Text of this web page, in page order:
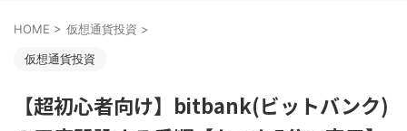
HOME > 仮想通貨投資 >
仮想通貨投資
【超初心者向け】bitbank(ビットバンク)